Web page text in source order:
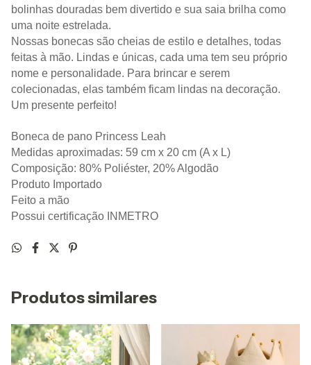
bolinhas douradas bem divertido e sua saia brilha como
uma noite estrelada.
Nossas bonecas são cheias de estilo e detalhes, todas
feitas à mão. Lindas e únicas, cada uma tem seu próprio
nome e personalidade. Para brincar e serem
colecionadas, elas também ficam lindas na decoração.
Um presente perfeito!
Boneca de pano Princess Leah
Medidas aproximadas: 59 cm x 20 cm (A x L)
Composição: 80% Poliéster, 20% Algodão
Produto Importado
Feito a mão
Possui certificação INMETRO
Produtos similares